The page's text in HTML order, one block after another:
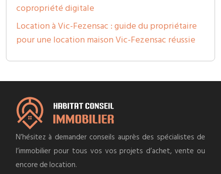
copropriété digitale
Location à Vic-Fezensac : guide du propriétaire
pour une location maison Vic-Fezensac réussie
N’hésitez à demander conseils auprès des spécialistes de
l’immobilier pour tous vos vos projets d’achet, vente ou
encore de location.